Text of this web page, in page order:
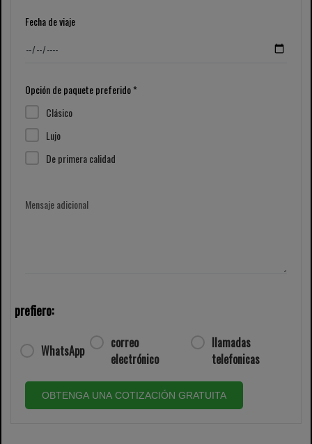
Fecha de viaje
Opción de paquete preferido *
Clásico
Lujo
De primera calidad
Mensaje adicional
prefiero:
WhatsApp
correo
electrónico
llamadas
telefonicas
OBTENGA UNA COTIZACIÓN GRATUITA